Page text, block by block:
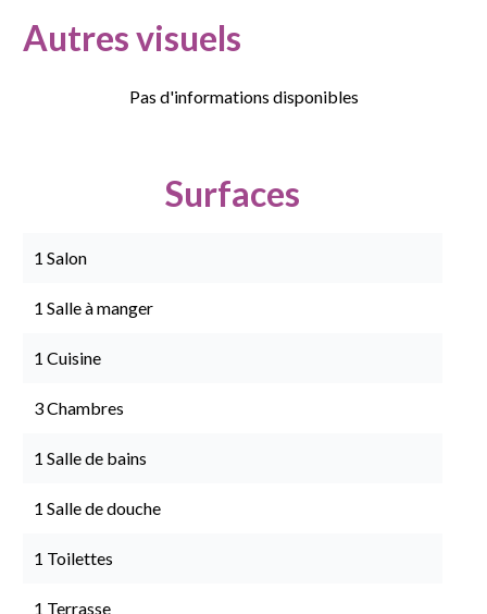
Autres visuels
Pas d'informations disponibles
Surfaces
1 Salon
1 Salle à manger
1 Cuisine
3 Chambres
1 Salle de bains
1 Salle de douche
1 Toilettes
1 Terrasse